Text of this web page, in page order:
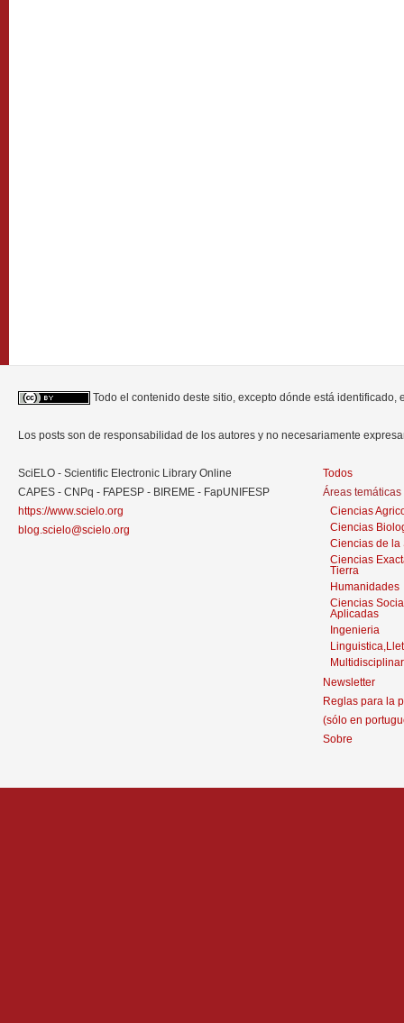
Todo el contenido deste sitio, excepto dónde está identificado,
Los posts son de responsabilidad de los autores y no necesariamente
SciELO - Scientific Electronic Library Online
CAPES - CNPq - FAPESP - BIREME - FapUNIFESP
https://www.scielo.org
blog.scielo@scielo.org
Todos
Áreas temáticas
Ciencias
Ciencias
Ciencias de la
Ciencias
Tierra
Humanidades
Ciencias
Aplicadas
Ingenieria
Newsletter
Reglas para la
(sólo en
Sobre